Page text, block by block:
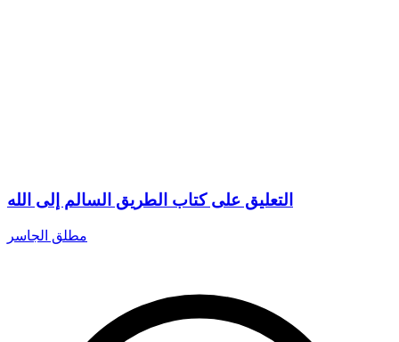
التعليق على كتاب الطريق السالم إلى الله
مطلق الجاسر